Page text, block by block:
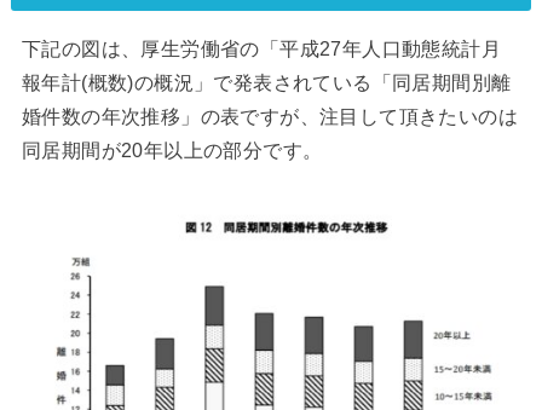
下記の図は、厚生労働省の「平成27年人口動態統計月
報年計(概数)の概況」で発表されている「同居期間別離
婚件数の年次推移」の表ですが、注目して頂きたいのは
同居期間が20年以上の部分です。